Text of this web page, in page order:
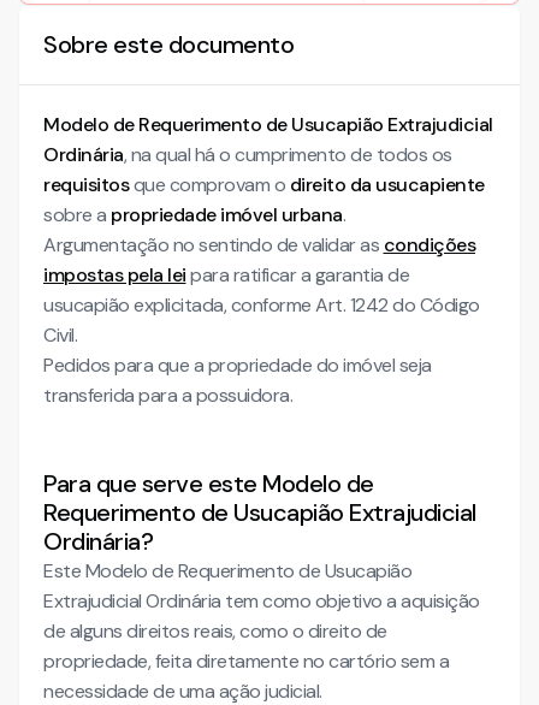
Sobre este documento
Modelo de Requerimento de Usucapião Extrajudicial
Ordinária, na qual há o cumprimento de todos os
requisitosque comprovam o direito da usucapiente
sobre a propriedade imóvel urbana.
Argumentação no sentindo de validar as condições
impostas pela leipara ratificar a garantia de
usucapião explicitada, conforme Art. 1242 do Código
Civil.
Pedidos para que a propriedade do imóvel seja
transferida para a possuidora.
Para que serve este Modelo de
Requerimento de Usucapião Extrajudicial
Ordinária?
Este Modelo de Requerimento de Usucapião
Extrajudicial Ordinária tem como objetivo a aquisição
de alguns direitos reais, como o direito de
propriedade, feita diretamente no cartório sem a
necessidade de uma ação judicial.